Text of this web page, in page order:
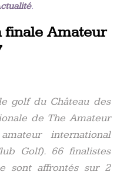
.
finale Amateur
golf du Château des
de The Amateur
international
Golf). 66 finalistes
sont affrontés sur 2